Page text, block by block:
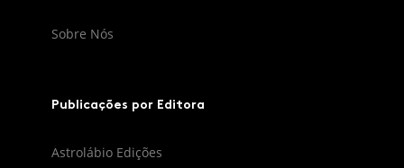
Sobre Nós
Publicações por Editora
Astrolábio Edições